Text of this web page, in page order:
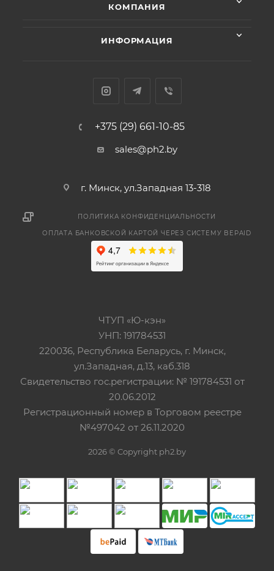
КОМПАНИЯ
ИНФОРМАЦИЯ
+375 (29) 661-10-85
sales@ph2.by
г. Минск, ул.Западная 13-318
ПОЛИТИКА КОНФИДЕНЦИАЛЬНОСТИ
ОПЛАТА БАНКОВСКОЙ КАРТОЙ ЧЕРЕЗ СИСТЕМУ BEPAID
ЧТУП «Ю-кэн»
УНП: 191784531
220036, Республика Беларусь, г. Минск,
ул.Западная, д.13, каб.318
Свидетельство гос.регистрации: № 191784531 от
20.06.2012
Регистрационный номер в Торговом реестре
№497042 от 26.11.2020
2026 © Copyright ph2.by